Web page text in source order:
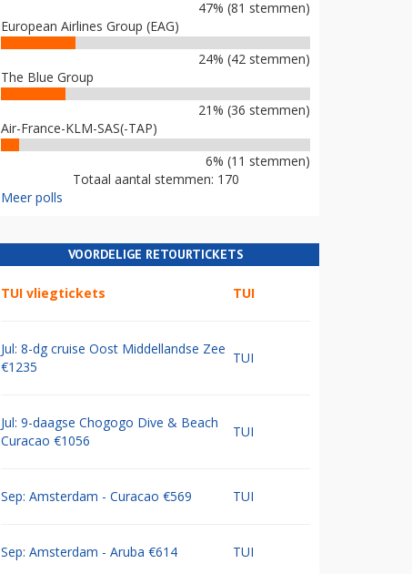
47% (81 stemmen)
European Airlines Group (EAG)
24% (42 stemmen)
The Blue Group
21% (36 stemmen)
Air-France-KLM-SAS(-TAP)
6% (11 stemmen)
Totaal aantal stemmen: 170
Meer polls
VOORDELIGE RETOURTICKETS
TUI vliegtickets TUI
Jul: 8-dg cruise Oost Middellandse Zee
€1235
TUI
Jul: 9-daagse Chogogo Dive & Beach
Curacao €1056
TUI
Sep: Amsterdam - Curacao €569 TUI
Sep: Amsterdam - Aruba €614 TUI